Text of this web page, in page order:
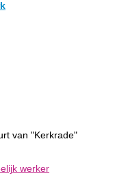
van "Kerkrade"
werker